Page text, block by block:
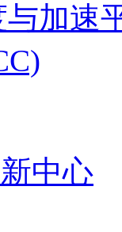
加速
中心